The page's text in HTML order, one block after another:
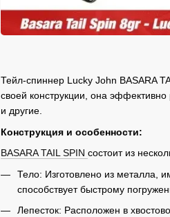
Тейл-спиннер Lucky John BASARA
своей конструкции, она
и другие.
Конструкция и особенности:
BASARA TAIL SPIN состоит из
Тело: Изготовлено из металла,
способствует быстрому
Лепесток: Расположен в